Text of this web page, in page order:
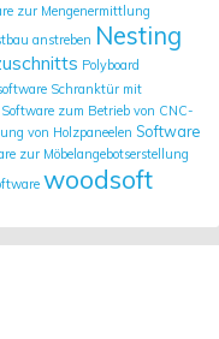
zur Mengenermittlung
anstreben Nesting
Polyboard
Schranktür mit
Software zum Betrieb von CNC-
von Holzpaneelen Software
zur Möbelangebotserstellung
woodsoft